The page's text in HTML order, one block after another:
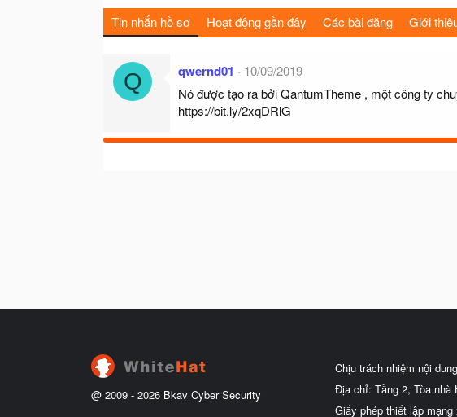
Tin nhắn hồ sơ Hoạt động gần đây Các bài đăng Giới
Q qwernd01
10/09/2019
Nó được tạo ra bởi QantumTheme , một công ty
https://bit.ly/2xqDRlG
@ 2009 - 2026 Bkav Cyber Security
Chịu trách nhiệm nội
Địa chỉ: Tầng 2, Tòa nhà
Giấy phép thiết lập